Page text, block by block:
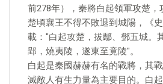
前278年），秦將白起領軍攻楚，
楚頃襄王不得不敗退到城陽，《
載："白起攻楚，拔鄢、鄧五城。
郢，燒夷陵，遂東至竟陵"。
白起是秦國赫赫有名的戰將，其
滅敵人有生力量為主要目的。白